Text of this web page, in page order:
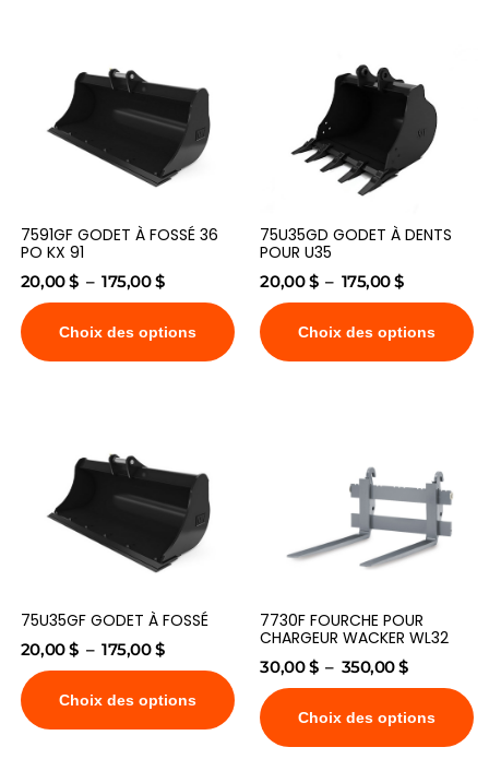
7591GF GODET À FOSSÉ 36
PO KX 91
20,00$ – 175,00$
Choix des options
75U35GD GODET À DENTS
POUR U35
20,00$ – 175,00$
Choix des options
75U35GF GODET À FOSSÉ
20,00$ – 175,00$
Choix des options
7730F FOURCHE POUR
CHARGEUR WACKER WL32
30,00$ – 350,00$
Choix des options